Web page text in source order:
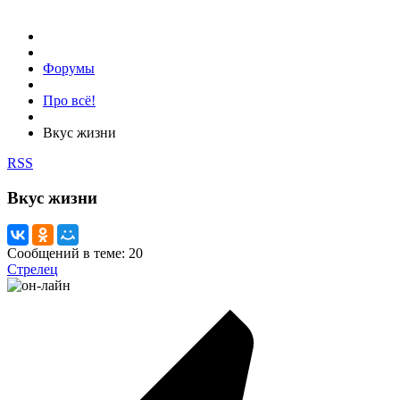
Форумы
Про всё!
Вкус жизни
RSS
Вкус жизни
Сообщений в теме: 20
Стрелец